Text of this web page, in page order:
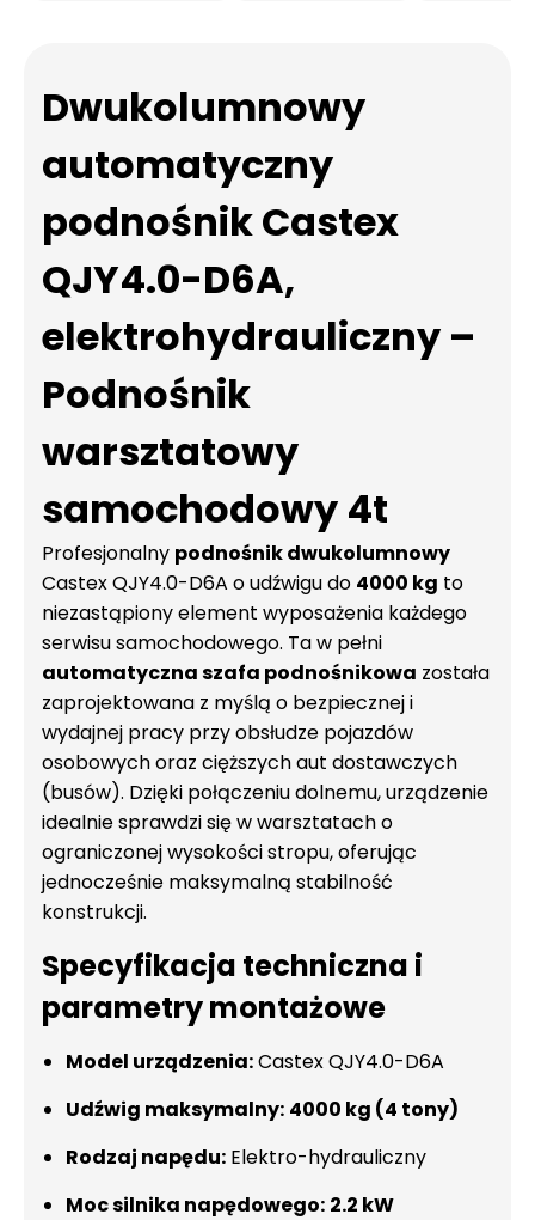
Dwukolumnowy
automatyczny
podnośnik Castex
QJY4.0-D6A,
elektrohydrauliczny –
Podnośnik
warsztatowy
samochodowy 4t
Profesjonalny podnośnik dwukolumnowy
Castex QJY4.0-D6A o udźwigu do 4000 kg to
niezastąpiony element wyposażenia każdego
serwisu samochodowego. Ta w pełni
automatyczna szafa podnośnikowa została
zaprojektowana z myślą o bezpiecznej i
wydajnej pracy przy obsłudze pojazdów
osobowych oraz cięższych aut dostawczych
(busów). Dzięki połączeniu dolnemu, urządzenie
idealnie sprawdzi się w warsztatach o
ograniczonej wysokości stropu, oferując
jednocześnie maksymalną stabilność
konstrukcji.
Specyfikacja techniczna i
parametry montażowe
Model urządzenia:Castex QJY4.0-D6A
Udźwig maksymalny: 4000 kg (4 tony)
Rodzaj napędu: Elektro-hydrauliczny
Moc silnika napędowego: 2.2 kW